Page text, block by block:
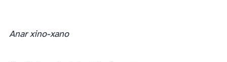
Anar xino-xano